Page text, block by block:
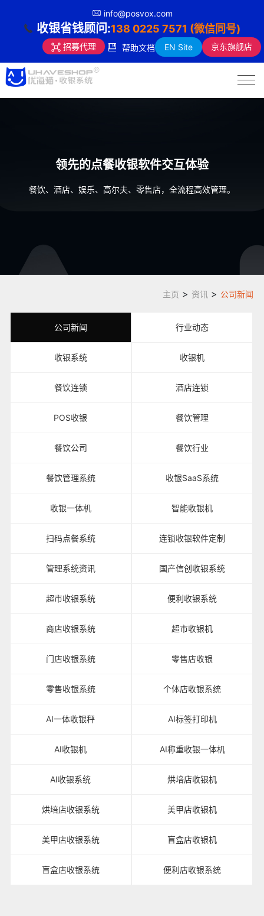
info@posvox.com
收银省钱顾问:138 0225 7571 (微信同号)
招募代理 帮助文档 EN Site 京东旗舰店
领先的点餐收银软件交互体验
餐饮、酒店、娱乐、高尔夫、零售店，全流程高效管理。
主页 > 资讯 > 公司新闻
公司新闻 行业动态
收银系统 收银机
餐饮连锁 酒店连锁
POS收银 餐饮管理
餐饮公司 餐饮行业
餐饮管理系统 收银SaaS系统
收银一体机 智能收银机
扫码点餐系统 连锁收银软件定制
管理系统资讯 国产信创收银系统
超市收银系统 便利收银系统
商店收银系统 超市收银机
门店收银系统 零售店收银
零售收银系统 个体店收银系统
AI一体收银秤 AI标签打印机
AI收银机 AI称重收银一体机
AI收银系统 烘培店收银机
烘培店收银系统 美甲店收银机
美甲店收银系统 盲盒店收银机
盲盒店收银系统 便利店收银系统